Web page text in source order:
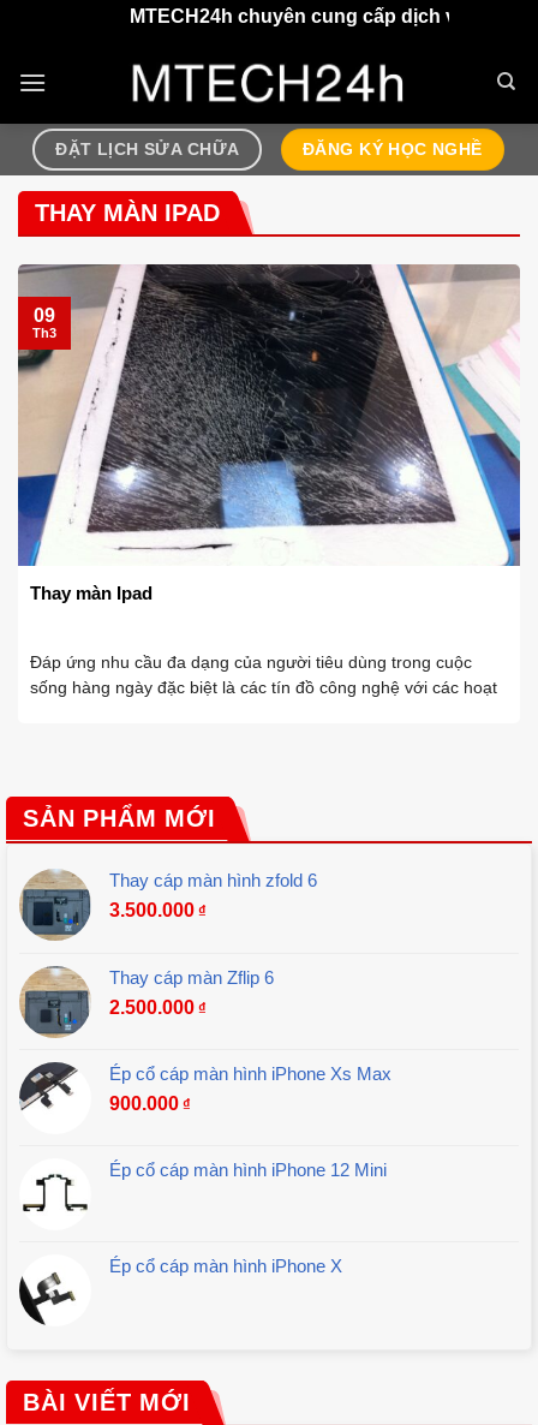
nội
MTECH24h chuyên cung cấp dịch vụ sửa chữa
ĐẶT LỊCH SỬA CHỮA ĐĂNG KÝ HỌC NGHỀ
THAY MÀN IPAD
Thay màn Ipad
Đáp ứng nhu cầu đa dạng của người tiêu dùng trong cuộc
sống hàng ngày đặc biệt là các tín đồ công nghệ với các hoạt
09
Th3
SẢN PHẨM MỚI
Thay cáp màn hình zfold 6
3.500.000 ₫
Thay cáp màn Zflip 6
2.500.000 ₫
Ép cổ cáp màn hình iPhone Xs Max
900.000 ₫
Ép cổ cáp màn hình iPhone 12 Mini
Ép cổ cáp màn hình iPhone X
BÀI VIẾT MỚI